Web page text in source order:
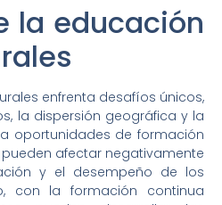
la educación
enfrenta desafíos únicos,
la dispersión geográfica y la
oportunidades de formación
afectar negativamente
y el desempeño de los
con la formación continua